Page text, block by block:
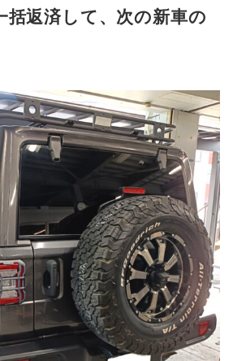
括返済して、次の新車の